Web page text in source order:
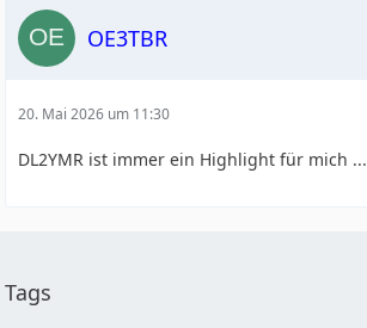
OE3TBR
20. Mai 2026 um 11:30
DL2YMR ist immer ein Highlight für mich ...
Tags